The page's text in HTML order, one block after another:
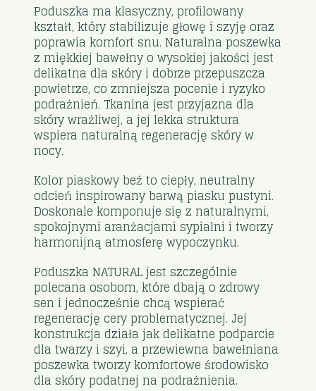
Poduszka ma klasyczny, profilowany
kształt, który stabilizuje głowę i szyję oraz
poprawia komfort snu. Naturalna poszewka
z miękkiej bawełny o wysokiej jakości jest
delikatna dla skóry i dobrze przepuszcza
powietrze, co zmniejsza pocenie i ryzyko
podrażnień. Tkanina jest przyjazna dla
skóry wrażliwej, a jej lekka struktura
wspiera naturalną regenerację skóry w
nocy.
Kolor piaskowy beż to ciepły, neutralny
odcień inspirowany barwą piasku pustyni.
Doskonale komponuje się z naturalnymi,
spokojnymi aranżacjami sypialni i tworzy
harmonijną atmosferę wypoczynku.
Poduszka NATURAL jest szczególnie
polecana osobom, które dbają o zdrowy
sen i jednocześnie chcą wspierać
regenerację cery problematycznej. Jej
konstrukcja działa jak delikatne podparcie
dla twarzy i szyi, a przewiewna bawełniana
poszewka tworzy komfortowe środowisko
dla skóry podatnej na podrażnienia.